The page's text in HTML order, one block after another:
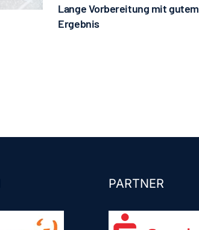
Lange Vorbereitung mit gutem
Ergebnis
PARTNER